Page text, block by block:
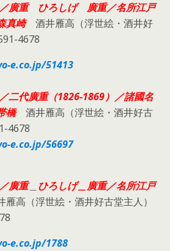
廣重
ひろしげ 廣重／名所江戸
真崎酒井雁高（浮世絵・酒井好
4678
e.co.jp/51413
二代廣重（1826-1869）／諸國名
橋酒井雁高（浮世絵・酒井好古
4678
e.co.jp/56697
廣重＿ ひろしげ＿廣重／名所江戸
高（浮世絵・酒井好古堂主人）
e.co.jp/1788